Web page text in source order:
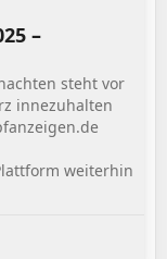
–
steht vor
innezuhalten
weiterhin